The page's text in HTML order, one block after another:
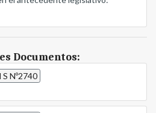
Documentos:
Nº2740